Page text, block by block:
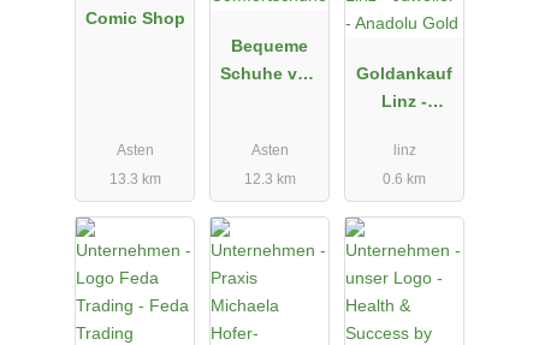
Comic Shop
Asten
13.3 km
Bequeme
Schuhe von
Comfortsch
uhe
Asten
12.3 km
Goldankauf
Linz -
Anadolu
Gold
linz
0.6 km